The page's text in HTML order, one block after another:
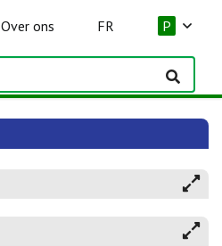
Over ons FR P